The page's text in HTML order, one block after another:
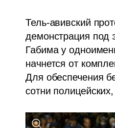
Тель-авивский
демонстрация под
Габима у
начнется от
Для обеспечения
сотни